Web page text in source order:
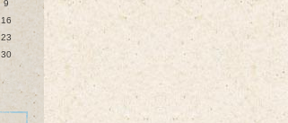
9
16
23
30